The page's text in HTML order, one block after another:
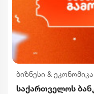
ბიზნესი & ეკონომიკა
საქართველოს